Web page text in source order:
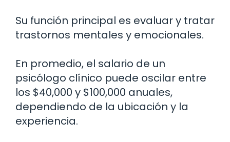
Su función principal es evaluar y tratar
trastornos mentales y emocionales.
En promedio, el salario de un
psicólogo clínico puede oscilar entre
los $40,000 y $100,000 anuales,
dependiendo de la ubicación y la
experiencia.